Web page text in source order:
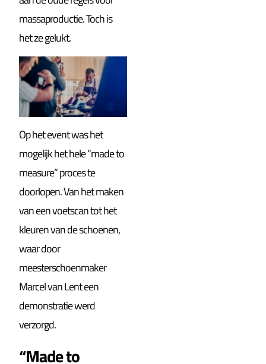
massaproductie. Toch is
het ze gelukt.
Op het event was het
mogelijk het hele “made to
measure” proces te
doorlopen. Van het maken
van een voetscan tot het
kleuren van de schoenen,
waar door
meesterschoenmaker
Marcel van Lent een
demonstratie werd
verzorgd.
“Made to